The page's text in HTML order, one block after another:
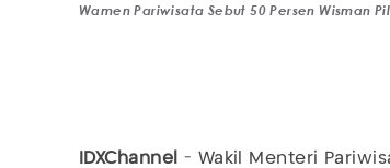
Wamen Pariwisata Sebut 50 Persen Wisman
IDXChannel
- Wakil Menteri